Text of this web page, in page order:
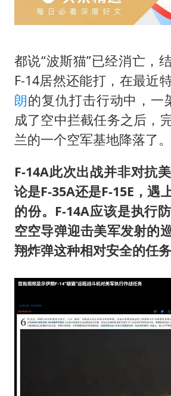
上海地铁4
周星驰妈
大疆错失宇
56岁刘奕君
“还不如不
都说“波斯猫”已经消亡，
F-14居然还能打，在最近
朗的复仇打击行动中，一
成了空中拦截任务之后，
兰的一个空军基地降落了。
F-14A此次出战并非对抗
论是F-35A还是F-15E，遇
的份。F-14A应该是执行
空空导弹迎击美军发射的
翔炸弹这种相对安全的任务